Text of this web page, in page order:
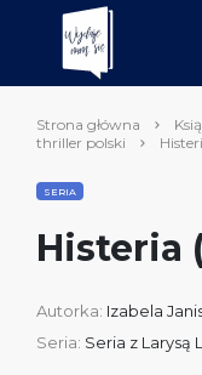
Strona główna
thriller polski
SERIA
Histeria
Autorka: Izabela
Seria: Seria z Larysą